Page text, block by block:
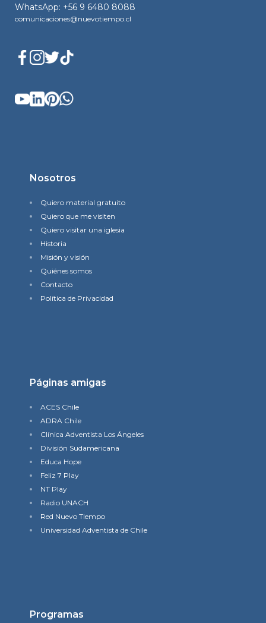
WhatsApp: +56 9 6480 8088
comunicaciones@nuevotiempo.cl
Nosotros
Quiero material gratuito
Quiero que me visiten
Quiero visitar una iglesia
Historia
Misión y visión
Quiénes somos
Contacto
Política de Privacidad
Páginas amigas
ACES Chile
ADRA Chile
Clínica Adventista Los Ángeles
División Sudamericana
Educa Hope
Feliz 7 Play
NT Play
Radio UNACH
Red Nuevo TIempo
Universidad Adventista de Chile
Programas